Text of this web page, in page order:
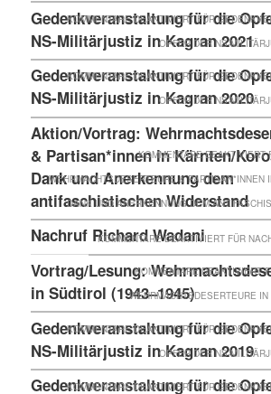
Gedenkveranstaltung für die
NS-Militärjustiz in Kagran 2021
KOMMENTARE DEAKTIVIERTFÜR
OPFER DER NS-
Gedenkveranstaltung für die
NS-Militärjustiz in Kagran 2020
KOMMENTARE DEAKTIVIERTFÜR
OPFER DER NS-
Aktion/Vortrag:
& Partisan*innen in Kärnten/
Dank und Anerkennung dem
antifaschistischen Widerstand
KOMMENTARE DEAKTIVIERT
WEHRMACHTSDESERTEURE & PARTISAN*INNEN
DANK UND ANERKENNUNG DEM
Nachruf Richard Wadani
KOMMENTARE DEAKTIVIERTFÜR
Vortrag/Lesung:
in Südtirol (1943–1945)
KOMMENTARE DEAKTIVIERT
WEHRMACHTSDESERTEURE
Gedenkveranstaltung für die
NS-Militärjustiz in Kagran 2019
KOMMENTARE DEAKTIVIERTFÜR
OPFER DER NS-
Gedenkveranstaltung für die
KOMMENTARE DEAKTIVIERTFÜR